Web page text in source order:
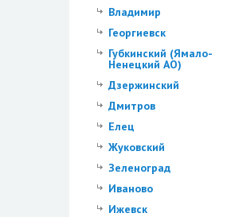
Владимир
Георгиевск
Губкинский (Ямало-
Ненецкий АО)
Дзержинский
Дмитров
Елец
Жуковский
Зеленоград
Иваново
Ижевск